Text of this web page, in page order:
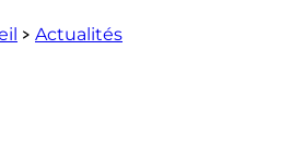
Actualités